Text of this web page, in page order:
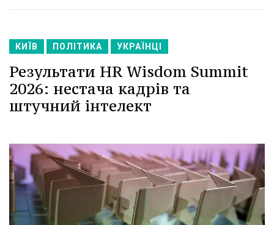
КИЇВ ПОЛІТИКА УКРАЇНЦІ
Результати HR Wisdom Summit
2026: нестача кадрів та
штучний інтелект